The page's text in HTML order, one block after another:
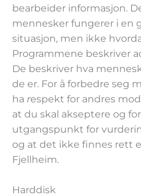
bearbeider informasjon.
mennesker fungerer i en
situasjon, men ikke
Programmene beskriver
De beskriver hva
de er. For å forbedre seg
ha respekt for andres
at du skal akseptere og
utgangspunkt for
og at det ikke finnes rett
Fjellheim.
Harddisk